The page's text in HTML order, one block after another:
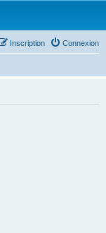
Connexion
Inscription